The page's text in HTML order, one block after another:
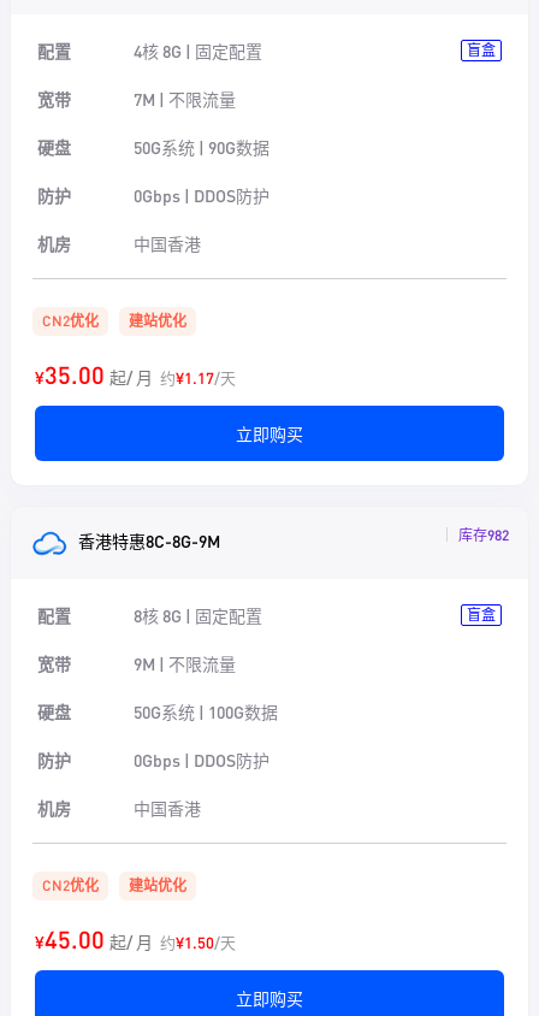
配置 4核 8G | 固定配置 盲盒
宽带 7M | 不限流量
硬盘 50G系统 | 90G数据
防护 0Gbps | DDOS防护
机房 中国香港
CN2优化 建站优化
¥35.00 起/ 月 约¥1.17/天
立即购买
香港特惠8C-8G-9M 库存982
配置 8核 8G | 固定配置 盲盒
宽带 9M | 不限流量
硬盘 50G系统 | 100G数据
防护 0Gbps | DDOS防护
机房 中国香港
CN2优化 建站优化
¥45.00 起/ 月 约¥1.50/天
立即购买